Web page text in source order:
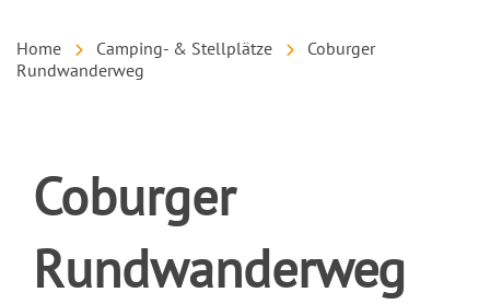
Home Camping- & Stellplätze
Coburger
Rundwanderweg
Coburger
Rundwanderweg